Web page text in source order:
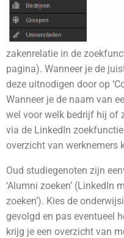
zakenrelatie in de
pagina). Wanneer je de
deze uitnodigen door op
Wanneer je de naam van
wel voor welk bedrijf hij of
via de LinkedIn
overzicht van werknemers
Oud studiegenoten zijn
‘Alumni zoeken’ (LinkedIn
zoeken’). Kies de
gevolgd en pas eventueel
krijg je een overzicht van